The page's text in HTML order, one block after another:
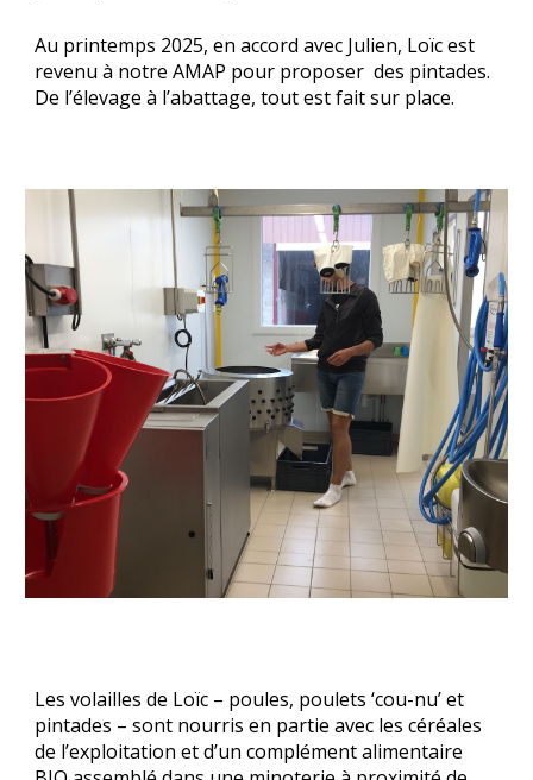
Au printemps 2025, en accord avec Julien, Loïc est
revenu à notre AMAP pour proposer des pintades.
De l’élevage à l’abattage, tout est fait sur place.
Les volailles de Loïc – poules, poulets ‘cou-nu’ et
pintades – sont nourris en partie avec les céréales
de l’exploitation et d’un complément alimentaire